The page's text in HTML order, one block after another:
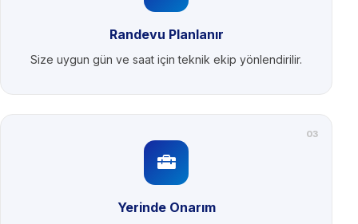
Randevu Planlanır
Size uygun gün ve saat için teknik ekip yönlendirilir.
03
Yerinde Onarım